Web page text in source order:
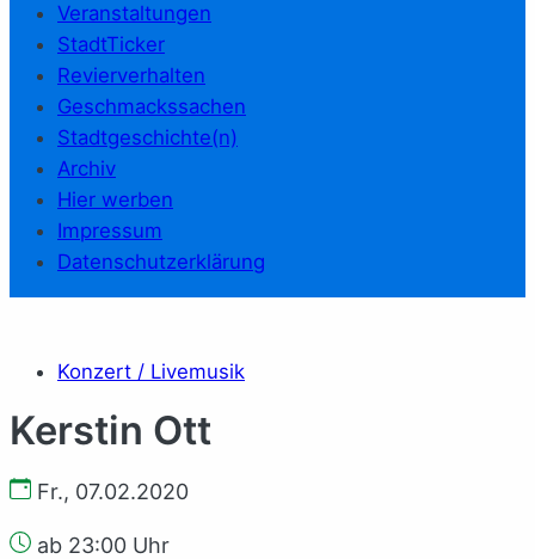
Veranstaltungen
StadtTicker
Revierverhalten
Geschmackssachen
Stadtgeschichte(n)
Archiv
Hier werben
Impressum
Datenschutzerklärung
Konzert / Livemusik
Kerstin Ott
Fr., 07.02.2020
ab 23:00 Uhr